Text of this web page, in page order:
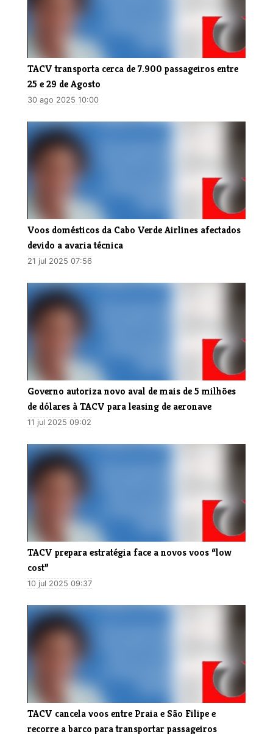
TACV transporta cerca de 7.900 passageiros entre
25 e 29 de Agosto
30 ago 2025 10:00
Voos domésticos da Cabo Verde Airlines afectados
devido a avaria técnica
21 jul 2025 07:56
Governo autoriza novo aval de mais de 5 milhões
de dólares à TACV para leasing de aeronave
11 jul 2025 09:02
TACV prepara estratégia face a novos voos “low
cost”
10 jul 2025 09:37
TACV cancela voos entre Praia e São Filipe e
recorre a barco para transportar passageiros